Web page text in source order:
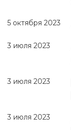
5 октября 2023
3 июля 2023
3 июля 2023
3 июля 2023